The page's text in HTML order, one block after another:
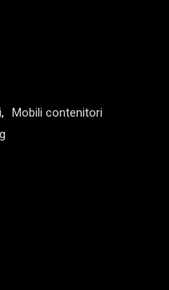
, Mobili contenitori